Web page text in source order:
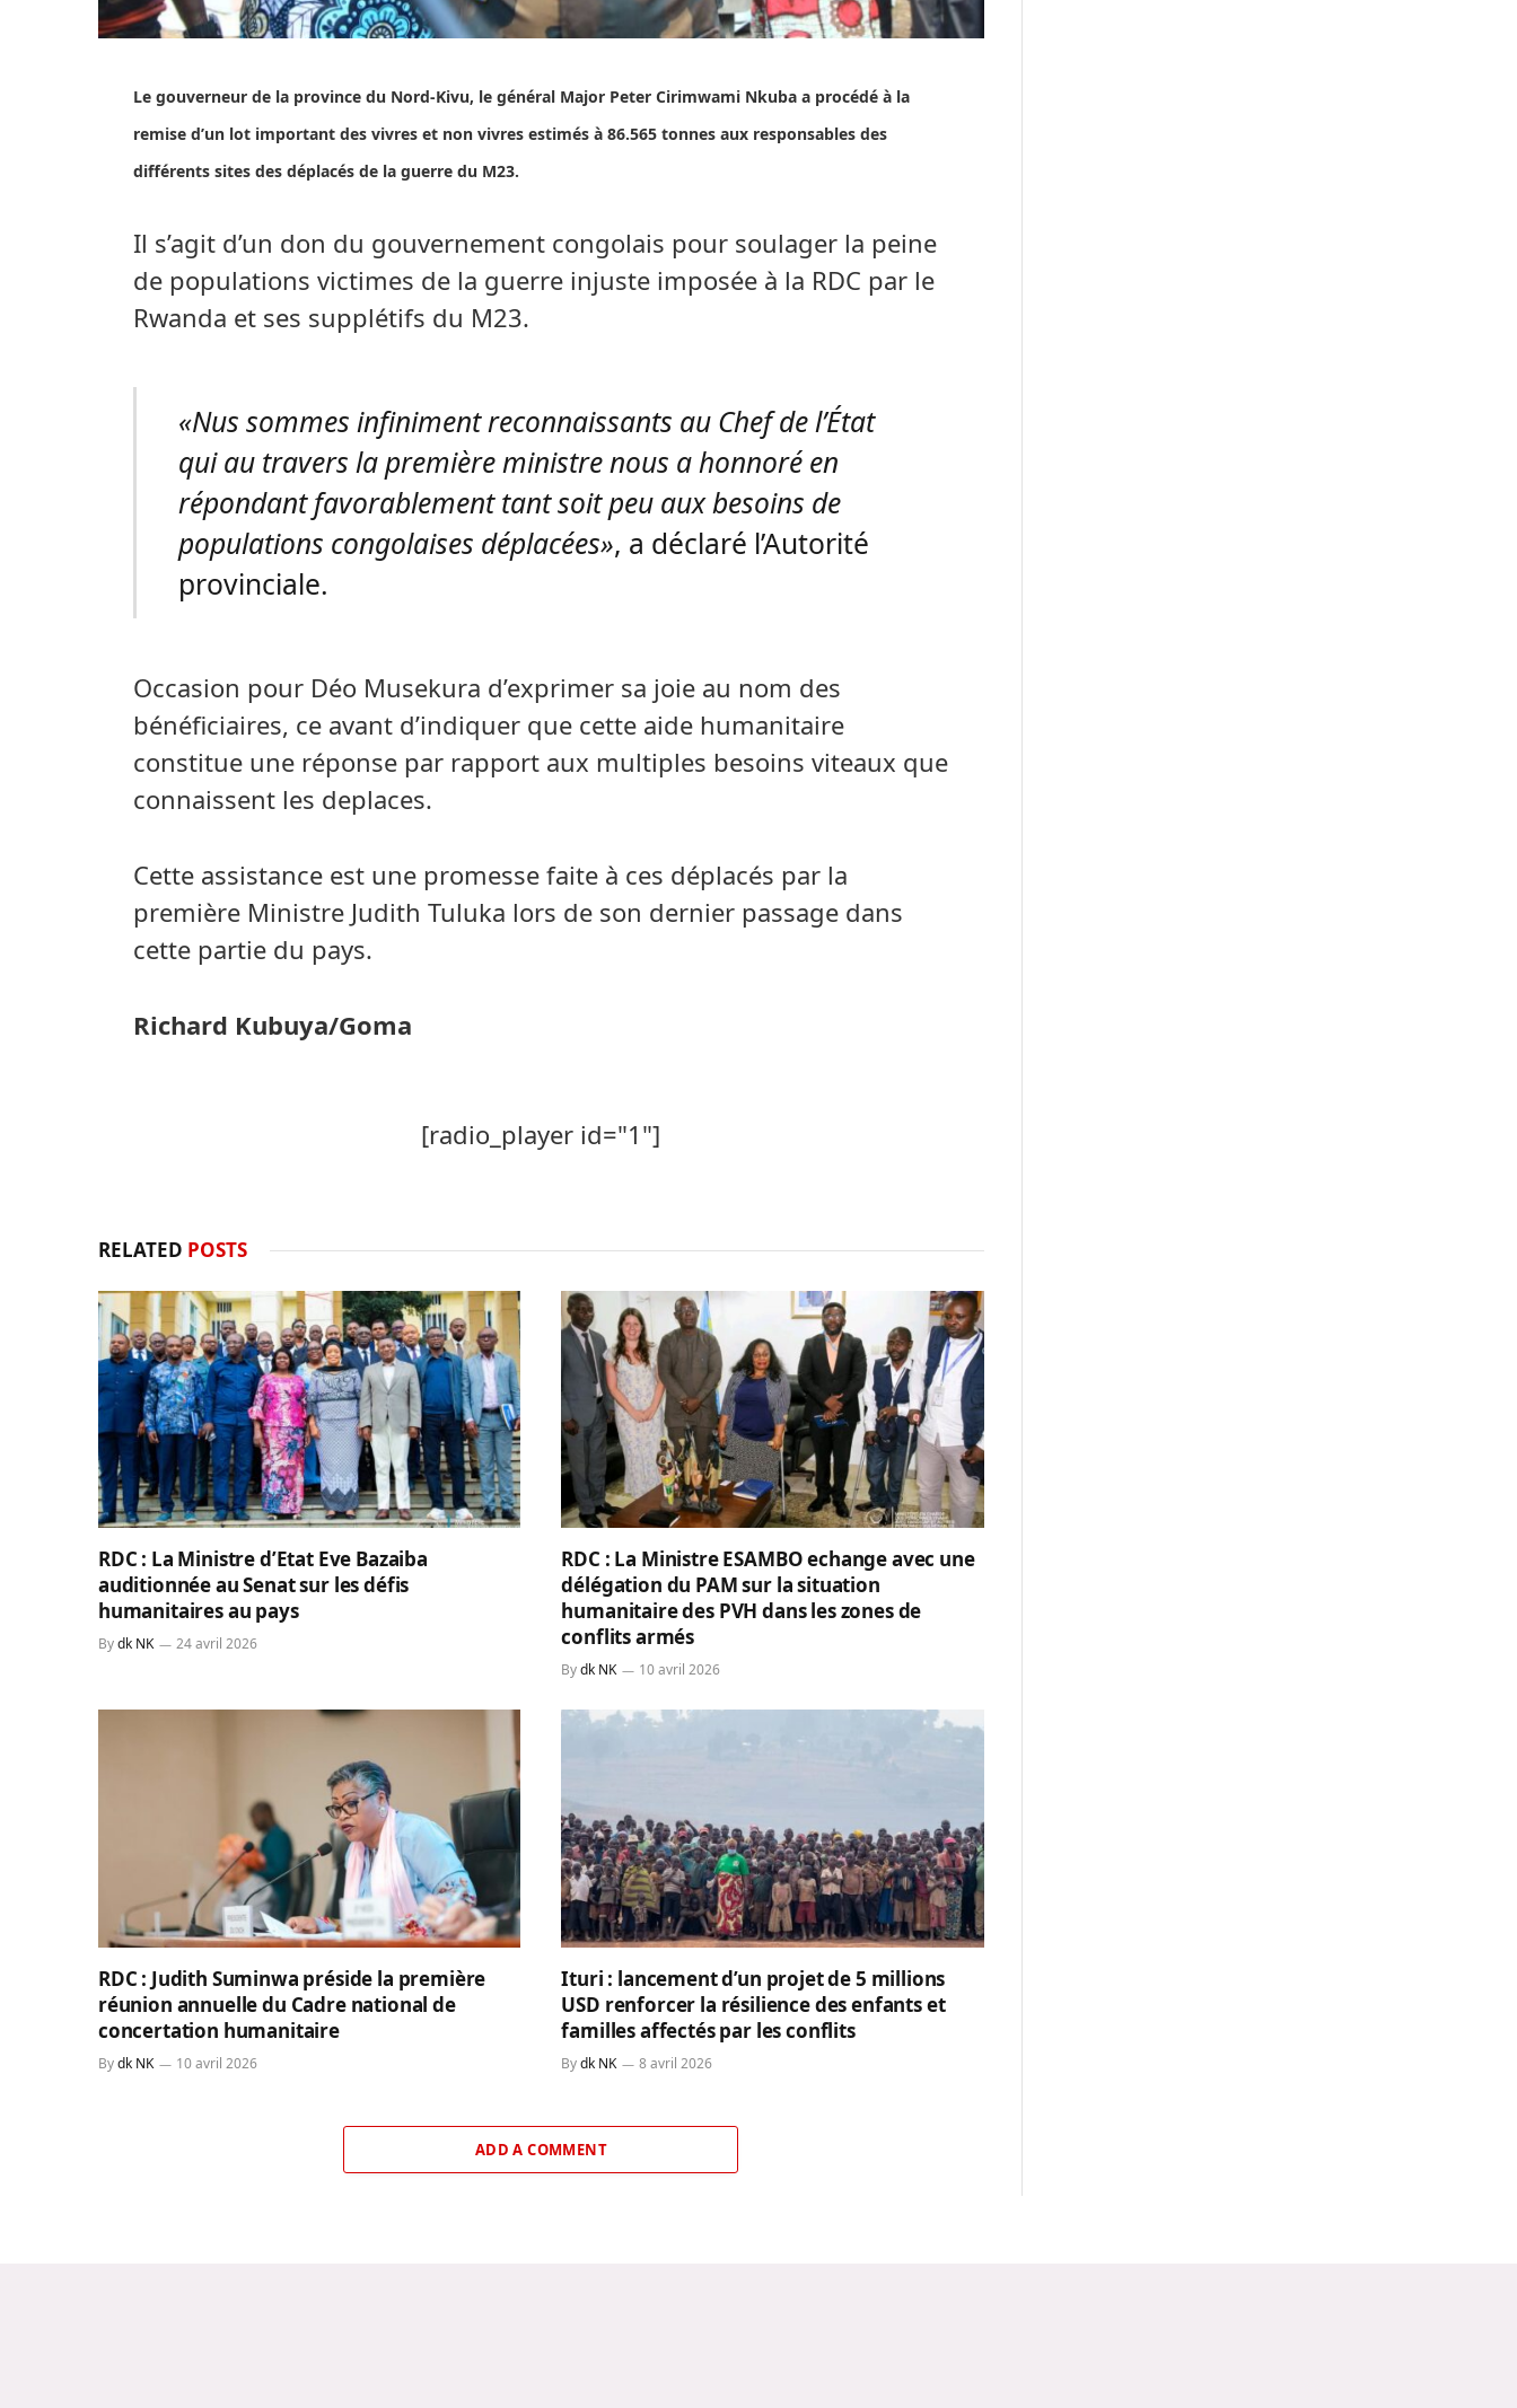
Le gouverneur de la province du Nord-Kivu, le général Major Peter Cirimwami Nkuba a procédé à la
remise d’un lot important des vivres et non vivres estimés à 86.565 tonnes aux responsables des
différents sites des déplacés de la guerre du M23.
Il s’agit d’un don du gouvernement congolais pour soulager la peine
de populations victimes de la guerre injuste imposée à la RDC par le
Rwanda et ses supplétifs du M23.
«Nus sommes infiniment reconnaissants au Chef de l’État
qui au travers la première ministre nous a honnoré en
répondant favorablement tant soit peu aux besoins de
populations congolaises déplacées», a déclaré l’Autorité
provinciale.
Occasion pour Déo Musekura d’exprimer sa joie au nom des
bénéficiaires, ce avant d’indiquer que cette aide humanitaire
constitue une réponse par rapport aux multiples besoins viteaux que
connaissent les deplaces.
Cette assistance est une promesse faite à ces déplacés par la
première Ministre Judith Tuluka lors de son dernier passage dans
cette partie du pays.
Richard Kubuya/Goma
[radio_player id="1"]
RELATED POSTS
RDC : La Ministre d’Etat Eve Bazaiba
auditionnée au Senat sur les défis
humanitaires au pays
Bydk NK 24 avril 2026
RDC : La Ministre ESAMBO echange avec une
délégation du PAM sur la situation
humanitaire des PVH dans les zones de
conflits armés
By dk NK 10 avril 2026
RDC : Judith Suminwa préside la première
réunion annuelle du Cadre national de
concertation humanitaire
Bydk NK 10 avril 2026
Ituri : lancement d’un projet de 5 millions
USD renforcer la résilience des enfants et
familles affectés par les conflits
By dk NK 8 avril 2026
ADD A COMMENT